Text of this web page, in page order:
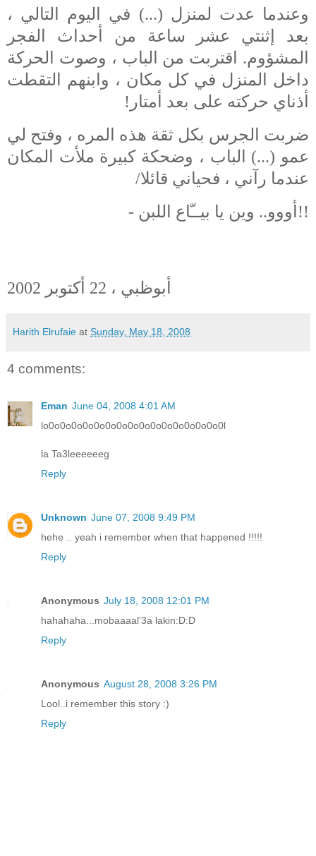
وعندما عدت لمنزل (...) في اليوم التالي ،
بعد إثنتي عشر ساعة من أحداث الفجر
المشؤوم. اقتربت من الباب ، وصوت الحركة
داخل المنزل في كل مكان ، وابنهم التقطت
أذناي حركته على بعد أمتار!
ضربت الجرس بكل ثقة هذه المره ، وفتح لي
عمو (...) الباب ، وضحكة كبيرة ملأت المكان
عندما رآني ، فحياني قائلا/
- أووو.. وين يا بيــّاع اللبن!!
أبوظبي ، 22 أكتوبر 2002
Harith Elrufaie at Sunday, May 18, 2008
4 comments:
Eman June 04, 2008 4:01 AM
lo0o0o0o0o0o0o0o0o0o0o0o0o0o0o0o0l
la Ta3leeeeeeg
Reply
Unknown June 07, 2008 9:49 PM
hehe .. yeah i remember when that happened !!!!!
Reply
Anonymous July 18, 2008 12:01 PM
hahahaha...mobaaaal'3a lakin:D:D
Reply
Anonymous August 28, 2008 3:26 PM
Lool..i remember this story :)
Reply